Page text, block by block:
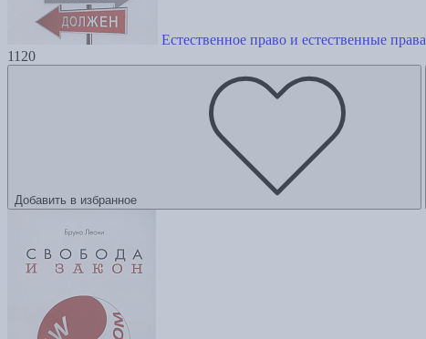
Естественное право и естественные права
1120
Добавить в избранное